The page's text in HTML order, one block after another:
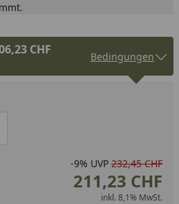
CHF
Bedingungen
verringern
manuell eingeben
um eins erhöhen
-9% UVP 232,45 CHF
211,23 CHF
inkl. 8,1% MwSt.